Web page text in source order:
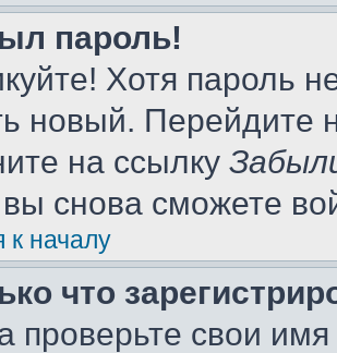
пароль!
Хотя пароль
новый. Перейдите
на ссылку
вы снова сможете
к началу
что
проверьте свои